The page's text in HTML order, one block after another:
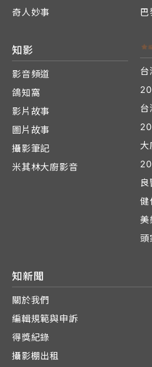
奇人妙事
巴
知影
影音頻道
鴿知窩
影片故事
圖片故事
攝影筆記
米其林大廚影音
台
台
大
健
美
頭
知新聞
關於我們
編輯規範與申訴
得獎紀錄
攝影棚出租